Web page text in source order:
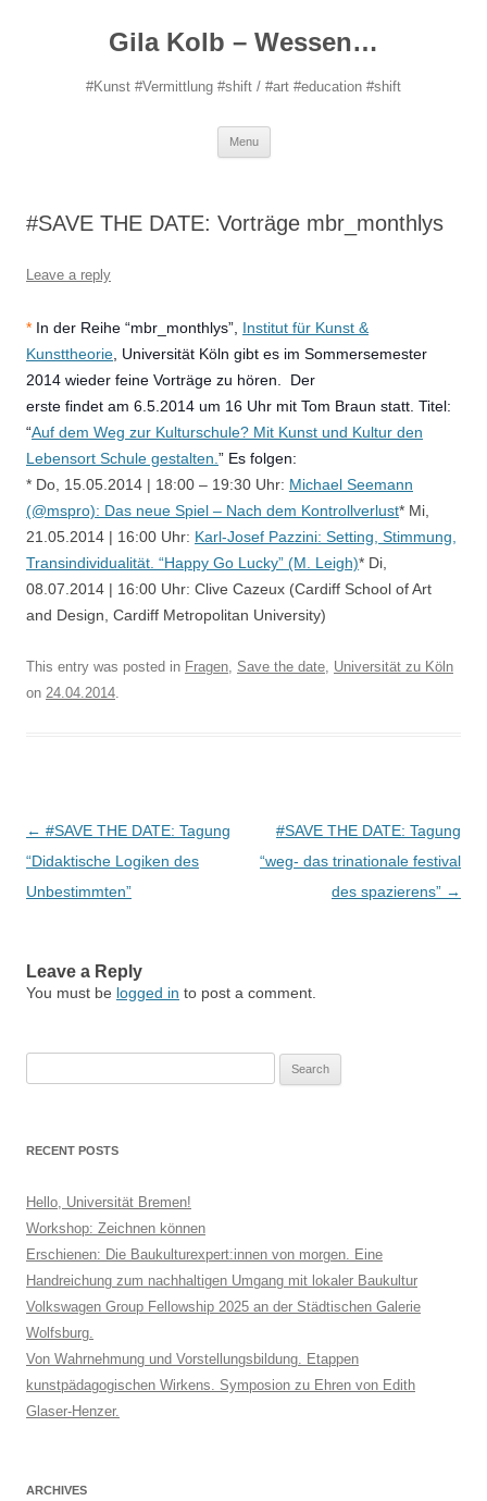
Gila Kolb – Wessen…
#Kunst #Vermittlung #shift / #art #education #shift
Menu
#SAVE THE DATE: Vorträge mbr_monthlys
Leave a reply
* In der Reihe “mbr_monthlys”, Institut für Kunst &
Kunsttheorie , Universität Köln gibt es im Sommersemester
2014 wieder feine Vorträge zu hören. Der
erste findet am 6.5.2014 um 16 Uhr mit Tom Braun statt. Titel:
“Auf dem Weg zur Kulturschule? Mit Kunst und Kultur den
Lebensort Schule gestalten. ” Es folgen:
* Do, 15.05.2014 | 18:00 – 19:30 Uhr: Michael Seemann
(@mspro): Das neue Spiel – Nach dem Kontrollverlust* Mi,
21.05.2014 | 16:00 Uhr: Karl-Josef Pazzini: Setting, Stimmung,
Transindividualität. “Happy Go Lucky” (M. Leigh)* Di,
08.07.2014 | 16:00 Uhr: Clive Cazeux (Cardiff School of Art
and Design, Cardiff Metropolitan University)
This entry was posted in Fragen, Save the date, Universität zu Köln
on 24.04.2014.
Post
navigation
← #SAVE THE DATE: Tagung
“Didaktische Logiken des
Unbestimmten”
#SAVE THE DATE: Tagung
“weg- das trinationale festival
des spazierens” →
Leave a Reply
You must be logged in to post a comment.
RECENT POSTS
Hello, Universität Bremen!
Workshop: Zeichnen können
Erschienen: Die Baukulturexpert:innen von morgen. Eine
Handreichung zum nachhaltigen Umgang mit lokaler Baukultur
Volkswagen Group Fellowship 2025 an der Städtischen Galerie
Wolfsburg.
Von Wahrnehmung und Vorstellungsbildung. Etappen
kunstpädagogischen Wirkens. Symposion zu Ehren von Edith
Glaser-Henzer.
ARCHIVES